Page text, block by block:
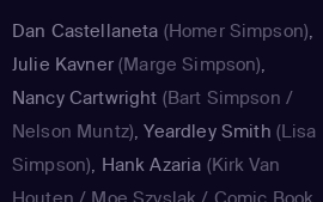
Dan Castellaneta (Homer Simpson),
Julie Kavner(Marge Simpson),
Nancy Cartwright (Bart Simpson /
Nelson Muntz),Yeardley Smith (Lisa
Simpson), Hank Azaria (Kirk Van